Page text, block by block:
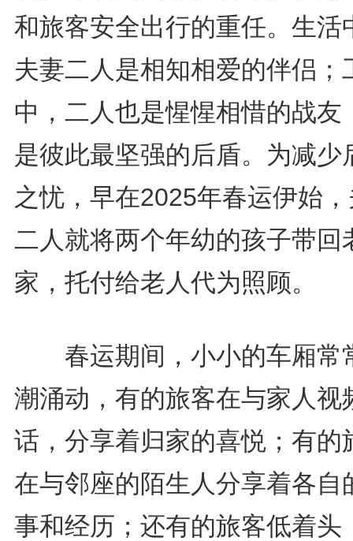
和旅客安全出行的重任。生活
夫妻二人是相知相爱的伴侣；
中，二人也是惺惺相惜的战友
是彼此最坚强的后盾。为减少
之忧，早在2025年春运伊始
二人就将两个年幼的孩子带回
家，托付给老人代为照顾。
春运期间，小小的车厢常
潮涌动，有的旅客在与家人视
话，分享着归家的喜悦；有的
在与邻座的陌生人分享着各自
事和经历；还有的旅客低着头